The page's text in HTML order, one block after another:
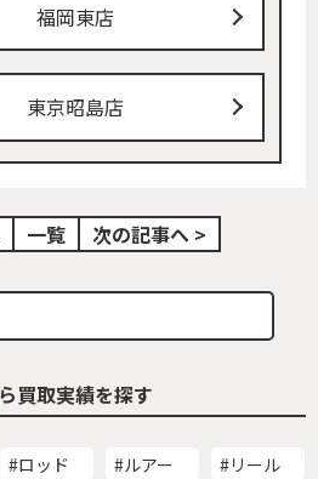
福岡東店
東京昭島店
一覧 次の記事へ >
買取実績を探す
#ロッド #ルアー
#リール